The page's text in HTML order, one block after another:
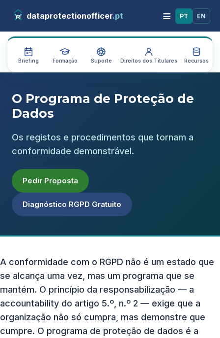
dataprotectionofficer.pt ≡ PT EN
Briefing Formação Suporte Direitos dos Titulares Recursos
O Programa de Proteção de
Dados
Os registos e procedimentos que tornam a
conformidade demonstrável.
Pedir Proposta
Diagnóstico RGPD Gratuito
A conformidade com o RGPD não é um estado que
se alcança uma vez, mas um programa que se
mantém. O princípio da responsabilização — a
accountability do artigo 5.º, n.º 2 — exige que a
organização não só cumpra, mas demonstre que
cumpre. O programa de proteção de dados é a